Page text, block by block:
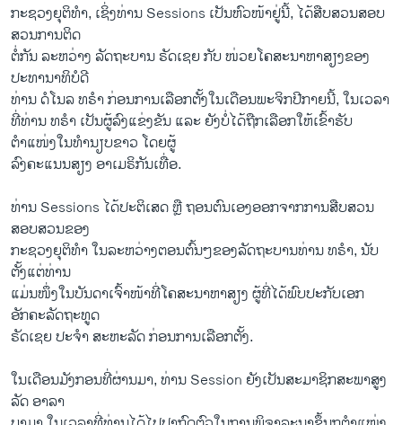
ກະຊວງຍຸຕິທຳ, ເຊິ່ງທ່ານ Sessions ເປັນຫົວໜ້າຢູ່ນີ້, ໄດ້ສືບສວນສອບ
ສວນການຕິດ
ຕໍ່ກັນ ລະຫວ່າງ ລັດຖະບານ ຣັດເຊຍ ກັບ ໜ່ວຍໂຄສະນາຫາສຽງຂອງ
ປະທານາທິບໍດີ
ທ່ານ ດໍໂນລ ທຣຳ ກ່ອນການເລືອກຕັ້ງໃນເດືອນພະຈິກປີກາຍນີ້, ໃນເວລາ
ທີ່ທ່ານ ທຣຳ ເປັນຜູ້ລົງແຂ່ງຂັນ ແລະ ຍັງບໍ່ໄດ້ຖືກເລືອກໃຫ້ເຂົ້າຮັບ
ຕຳແໜ່ງໃນທຳນຽບຂາວ ໂດຍຜູ້
ລົງຄະແນນສຽງ ອາເມຣິກັນເທື່ອ.
ທ່ານ Sessions ໄດ້ປະຕິເສດ ຫຼື ຖອນຕົນເອງອອກຈາກການສືບສວນ
ສອບສວນຂອງ
ກະຊວງຍຸຕິທຳ ໃນລະຫວ່າງຕອນຕົ້ນໆຂອງລັດຖະບານທ່ານ ທຣຳ, ນັບ
ຕັ້ງແຕ່ທ່ານ
ແມ່ນໜຶ່ງໃນບັນດາເຈົ້າໜ້າທີ່ໂຄສະນາຫາສຽງ ຜູ້ທີ່ໄດ້ພົບປະກັບເອກ
ອັກຄະລັດຖະທູດ
ຣັດເຊຍ ປະຈຳ ສະຫະລັດ ກ່ອນການເລືອກຕັ້ງ.
ໃນເດືອນມັງກອນທີ່ຜ່ານມາ, ທ່ານ Session ຍັງເປັນສະມາຊິກສະພາສູງ
ລັດ ອາລາ